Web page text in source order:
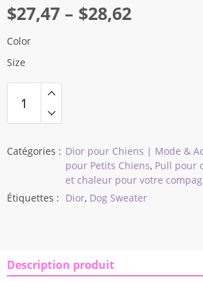
sur 5
$27,47 – $28,62
Plage
de
prix :
$28,62
Color
Size
Catégories : Dior pour Chiens | Mode &
pour Petits Chiens, Pull pour
et chaleur pour votre
Étiquettes : Dior, Dog Sweater
Description produit